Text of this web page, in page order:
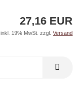
27,16 EUR
inkl. 19% MwSt. zzgl. Versand